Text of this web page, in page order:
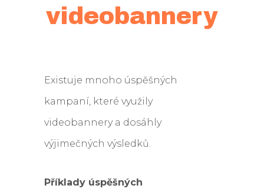
videobannery
Existuje mnoho úspěšných
kampaní, které využily
videobannery a dosáhly
výjimečných výsledků.
Příklady úspěšných